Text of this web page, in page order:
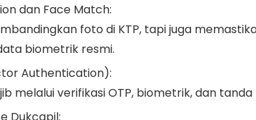
dan Face Match:
foto di KTP, tapi juga
biometrik resmi.
Authentication):
melalui verifikasi OTP, biometrik, dan